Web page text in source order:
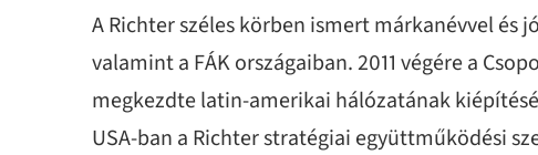
A Richter széles körben ismert márkanévvel
valamint a FÁK országaiban. 2011 végére a
megkezdte latin-amerikai hálózatának
USA-ban a Richter stratégiai együttműködési